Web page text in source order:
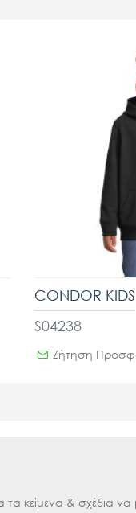
S04238
CONDOR KIDS
Ζήτηση
κείμενα & σχέδια να